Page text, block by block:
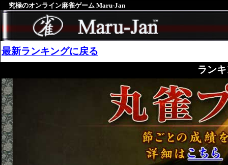
究極のオンライン麻雀ゲーム Maru-Jan
最新ランキングに戻る
ラン